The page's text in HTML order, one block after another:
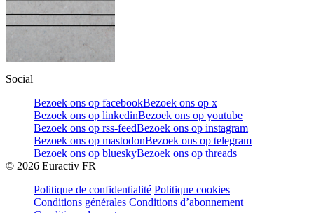
Social
Bezoek ons op facebookBezoek ons op x
Bezoek ons op linkedinBezoek ons op youtube
Bezoek ons op rss-feedBezoek ons op instagram
Bezoek ons op mastodonBezoek ons op telegram
Bezoek ons op blueskyBezoek ons op threads
© 2026 Euractiv FR
Politique de confidentialité Politique cookies
Conditions générales Conditions d’abonnement